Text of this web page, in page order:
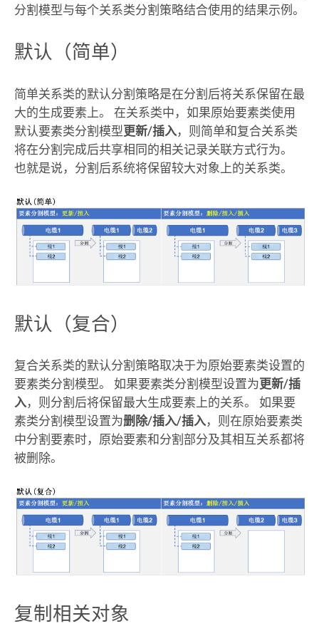
分割模型与每个关系类分割策略结合使用的结果示例。
默认（简单）
简单关系类的默认分割策略是在分割后将关系保留在最
大的生成要素上。 在关系类中，如果原始要素类使用
默认要素类分割模型更新/插入，则简单和复合关系类
将在分割完成后共享相同的相关记录关联方式行为。
也就是说，分割后系统将保留较大对象上的关系类。
默认（复合）
复合关系类的默认分割策略取决于为原始要素类设置的
要素类分割模型。 如果要素类分割模型设置为更新/插
入，则分割后将保留最大生成要素上的关系。 如果要
素类分割模型设置为删除/插入/插入，则在原始要素类
中分割要素时，原始要素和分割部分及其相互关系都将
被删除。
复制相关对象